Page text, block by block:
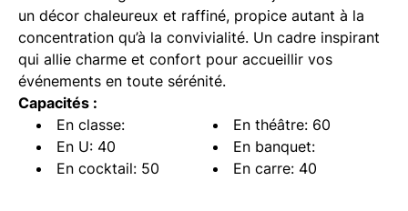
un décor chaleureux et raffiné, propice autant à la
concentration qu’à la convivialité. Un cadre inspirant
qui allie charme et confort pour accueillir vos
événements en toute sérénité.
Capacités :
En classe:
En théâtre: 60
En U: 40
En banquet:
En cocktail: 50
En carre: 40